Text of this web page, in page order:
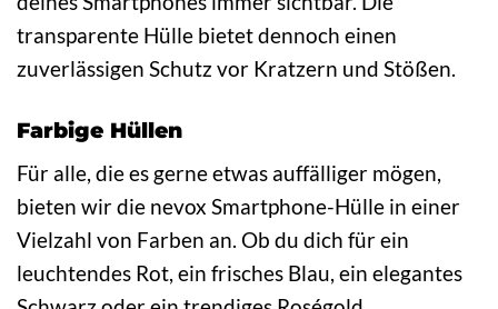
transparente Hülle bietet dennoch einen
zuverlässigen Schutz vor Kratzern und Stößen.
Farbige Hüllen
Für alle, die es gerne etwas auffälliger mögen,
bieten wir die nevox Smartphone-Hülle in einer
Vielzahl von Farben an. Ob du dich für ein
leuchtendes Rot, ein frisches Blau, ein elegantes